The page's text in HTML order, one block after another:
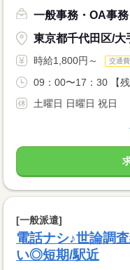
一般事務・OA事務
東京都千代田区/大
時給1,800円～ 交通
09：00〜17：30 【
土曜日 日曜日 祝日
[一般派遣]
電話ナシ♪世論調
い◎短期/駅近